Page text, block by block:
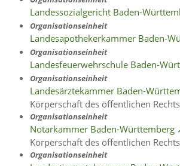
Landessozialgericht Baden-
Organisationseinheit
Landesapothekerkammer Baden-
Organisationseinheit
Landesfeuerwehrschule Baden-
Organisationseinheit
Landesärztekammer Baden-
Körperschaft des öffentlichen Rechts
Organisationseinheit
Notarkammer Baden-Württemberg
Körperschaft des öffentlichen Rechts
Organisationseinheit